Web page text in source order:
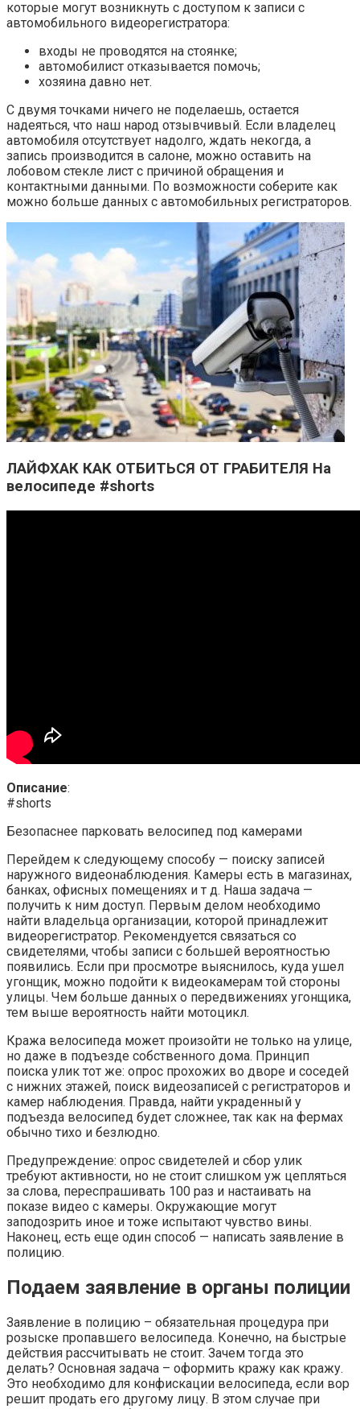
которые могут возникнуть с доступом к записи с
автомобильного видеорегистратора:
входы не проводятся на стоянке;
автомобилист отказывается помочь;
хозяина давно нет.
С двумя точками ничего не поделаешь, остается
надеяться, что наш народ отзывчивый. Если владелец
автомобиля отсутствует надолго, ждать некогда, а
запись производится в салоне, можно оставить на
лобовом стекле лист с причиной обращения и
контактными данными. По возможности соберите как
можно больше данных с автомобильных регистраторов.
ЛАЙФХАК КАК ОТБИТЬСЯ ОТ ГРАБИТЕЛЯ На
велосипеде #shorts
Описание:
#shorts
Безопаснее парковать велосипед под камерами
Перейдем к следующему способу — поиску записей
наружного видеонаблюдения. Камеры есть в магазинах,
банках, офисных помещениях и т д. Наша задача —
получить к ним доступ. Первым делом необходимо
найти владельца организации, которой принадлежит
видеорегистратор. Рекомендуется связаться со
свидетелями, чтобы записи с большей вероятностью
появились. Если при просмотре выяснилось, куда ушел
угонщик, можно подойти к видеокамерам той стороны
улицы. Чем больше данных о передвижениях угонщика,
тем выше вероятность найти мотоцикл.
Кража велосипеда может произойти не только на улице,
но даже в подъезде собственного дома. Принцип
поиска улик тот же: опрос прохожих во дворе и соседей
с нижних этажей, поиск видеозаписей с регистраторов и
камер наблюдения. Правда, найти украденный у
подъезда велосипед будет сложнее, так как на фермах
обычно тихо и безлюдно.
Предупреждение: опрос свидетелей и сбор улик
требуют активности, но не стоит слишком уж цепляться
за слова, переспрашивать 100 раз и настаивать на
показе видео с камеры. Окружающие могут
заподозрить иное и тоже испытают чувство вины.
Наконец, есть еще один способ — написать заявление в
полицию.
Подаем заявление в органы полиции
Заявление в полицию – обязательная процедура при
розыске пропавшего велосипеда. Конечно, на быстрые
действия рассчитывать не стоит. Зачем тогда это
делать? Основная задача – оформить кражу как кражу.
Это необходимо для конфискации велосипеда, если вор
решит продать его другому лицу. В этом случае при